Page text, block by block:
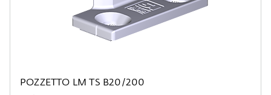
POZZETTO LM TS B20/200